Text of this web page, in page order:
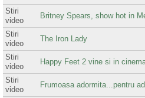
Stiri
video
Britney Spears, show hot in
Stiri
video
The Iron Lady
Stiri
video
Happy Feet 2 vine si in
Stiri
video
Frumoasa adormita...pentru